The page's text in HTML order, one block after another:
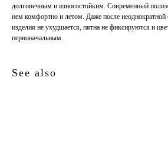
долговечным и износостойким. Современный
нем комфортно и летом. Даже после
изделия не ухудшается, пятна не фиксируются и
первоначальным.
See also